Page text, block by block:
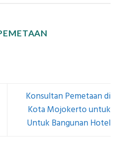
Konsultan Pemetaan di
Kota Mojokerto untuk
Untuk Bangunan Hotel